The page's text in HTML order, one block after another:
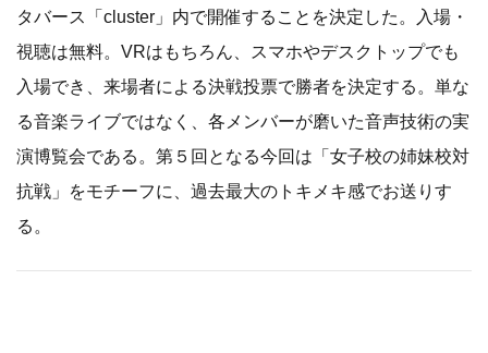
タバース「cluster」内で開催することを決定した。入場・
視聴は無料。VRはもちろん、スマホやデスクトップでも
入場でき、来場者による決戦投票で勝者を決定する。単な
る音楽ライブではなく、各メンバーが磨いた音声技術の実
演博覧会である。第５回となる今回は「女子校の姉妹校対
抗戦」をモチーフに、過去最大のトキメキ感でお送りす
る。